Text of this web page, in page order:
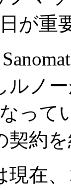
が重
ルノ
って
契約
現在